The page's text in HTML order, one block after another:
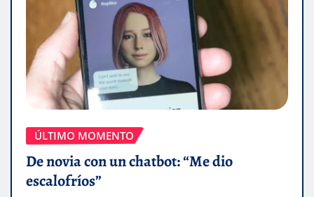
ÚLTIMO MOMENTO
De novia con un chatbot: “Me dio
escalofríos”